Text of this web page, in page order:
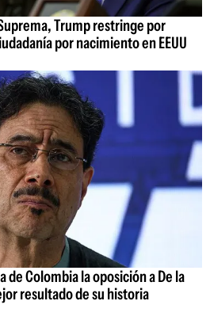
Trump restringe por
por nacimiento en EEUU
Colombia la oposición a De la
resultado de su historia